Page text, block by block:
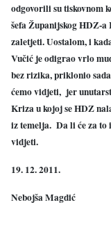
odgovorili su tiskovnom
šefa Županijskog HDZ-a
zaletjeti. Uostalom, i
Vučić je odigrao vrlo
bez rizika, priklonio
ćemo vidjeti, jer
Kriza u kojoj se HDZ
iz temelja. Da li će za to
vidjeti.
19. 12. 2011.
Nebojša Magdić